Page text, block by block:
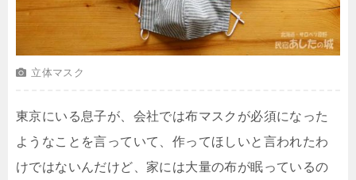
立体マスク
東京にいる息子が、会社では布マスクが必須になった
ようなことを言っていて、作ってほしいと言われたわ
けではないんだけど、家には大量の布が眠っているの